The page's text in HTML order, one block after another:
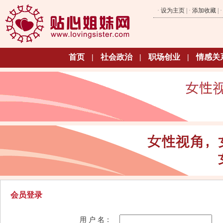
· 设为主页 | · 添加收藏 | ·
首页 | 社会政治 | 职场创业 | 情感关
会员登录
用 户 名：